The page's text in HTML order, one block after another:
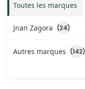
Toutes les marques
Jnan Zagora (24)
Autres marques (142)